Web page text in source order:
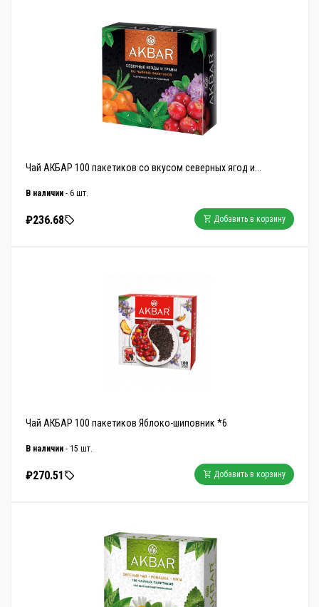
Чай АКБАР 100 пакетиков со вкусом северных ягод и...
В наличии - 6 шт.
Добавить в корзину
₽236.68
Чай АКБАР 100 пакетиков Яблоко-шиповник *6
В наличии - 15 шт.
Добавить в корзину
₽270.51